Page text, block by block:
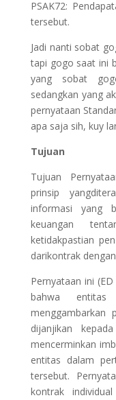
PSAK72:
tersebut.
Jadi nanti sobat
tapi gogo saat ini
yang sobat
sedangkan yang
pernyataan
apa saja sih, kuy
Tujuan
Tujuan
prinsip
informasi yang
keuangan
ketidakpastian
darikontrak
Pernyataan ini
bahwa entitas
menggambarkan
dijanjikan
mencerminkan
entitas dalam
tersebut.
kontrak